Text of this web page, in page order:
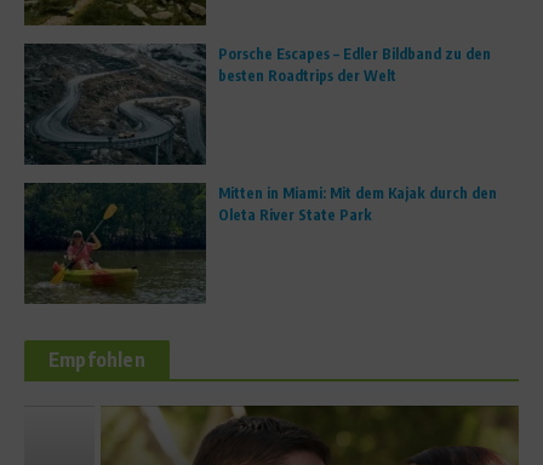
Porsche Escapes – Edler Bildband zu den
besten Roadtrips der Welt
Mitten in Miami: Mit dem Kajak durch den
Oleta River State Park
Empfohlen